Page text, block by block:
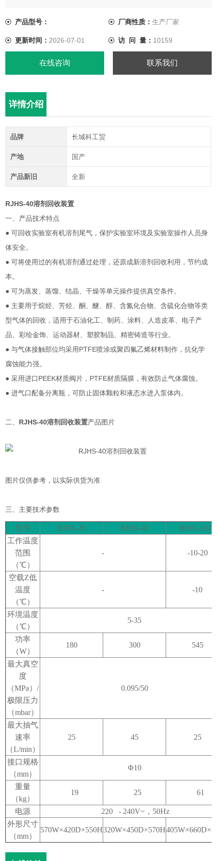
产品型号： 厂商性质： 生产厂家
更新时间： 2026-07-01 访 问 量： 10159
在线咨询 联系我们
详情介绍
品牌 长城科工贸
产地 国产
产品新旧 全新
RJHS-40溶剂回收装置
一、产品技术特点
● 可回收实验室有机溶剂尾气，保护实验室环境及实验室操作人员身
体安全。
● 可将使用过的有机溶剂通过处理，还原成新溶剂回收利用，节约成
本。
● 可为蒸发、蒸馏、结晶、干燥等单元操作提供真空条件。
● 主要用于烷烃、芳烃、酮、醚、醇、含氮化合物、含硫化合物等类
型气体的回收，适用于石油化工、制药、涂料、人造皮革、电子产
品、彩绘金饰、运动器材、塑胶制品、精密铸造等行业。
● 与气体接触部位均采用PTFE喷涂或聚四氟乙烯材料制作，抗化学
腐蚀能力强。
● 采用进口PEEK材质阀片，PTFE材质隔膜，有效防止气体腐蚀。
● 进气口配备分离瓶，可防止固体颗粒和液态水进入泵体内。
二、 RJHS-40溶剂回收装置产品图片
图片仅供参考，以实际供货为准
三、主要技术参数
型号 RJHS-20 RJHS-40
RJHS-2020
工作温度
范围
（℃）
- -10-20
空载Z低
温度
（℃）
- -10
环境温度
（℃）
5-35
功率
（W）
180 300 545
最大真空
度
（MPa）/
极限压力
（mbar）
0.095/50
最大抽气
速率
（L/min）
25 45 25
接口规格
（mm）
Φ10
重量
（kg）
19 25 61
电源 220 - 240V~ ， 50Hz
外形尺寸
（mm）
570W×420D×550H320W×450D×570H405W×660D×